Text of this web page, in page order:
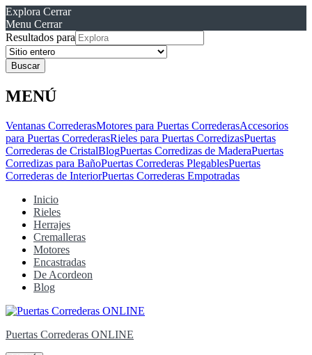
Explora Cerrar
Menu Cerrar
Resultados para
MENÚ
Ventanas CorrederasMotores para Puertas CorrederasAccesorios
para Puertas CorrederasRieles para Puertas CorredizasPuertas
Correderas de CristalBlogPuertas Corredizas de MaderaPuertas
Corredizas para BañoPuertas Correderas PlegablesPuertas
Correderas de InteriorPuertas Correderas Empotradas
Inicio
Rieles
Herrajes
Cremalleras
Motores
Encastradas
De Acordeon
Blog
Puertas Correderas ONLINE